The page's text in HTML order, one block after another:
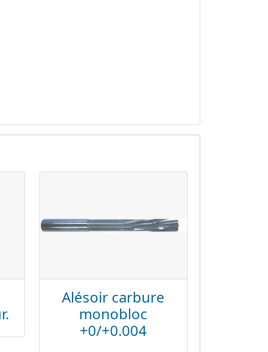
Alésoir carbure
monobloc
+0/+0.004